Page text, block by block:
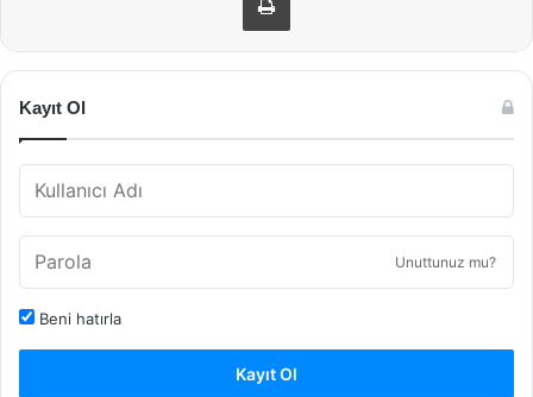
Kayıt Ol
Unuttunuz mu?
Beni hatırla
Kayıt Ol